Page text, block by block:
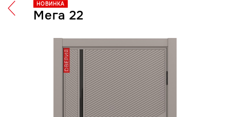
НОВИНКА
Мега 22